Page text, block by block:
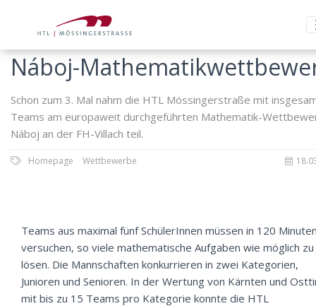
Náboj-
Schon zum 3. Mal nahm die HTL Mössingerstraße mit
Teams am europaweit durchgeführten Mathematik-
Náboj an der FH-Villach teil.
Homepage Wettbewerbe
Teams aus maximal fünf SchülerInnen müssen in 120
versuchen, so viele mathematische Aufgaben wie möglich zu
lösen. Die Mannschaften konkurrieren in zwei Kategorien,
Junioren und Senioren. In der Wertung von Kärnten und
mit bis zu 15 Teams pro Kategorie konnte die HTL